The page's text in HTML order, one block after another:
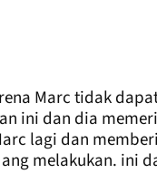
Marc tidak
ini dan dia
lagi dan
melakukan. ini